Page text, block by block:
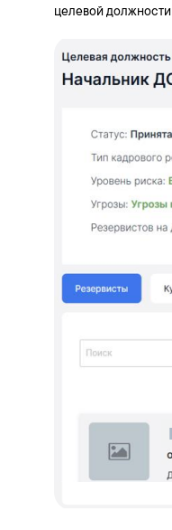
целевой должности